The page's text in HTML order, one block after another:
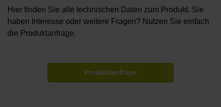
Hier finden Sie alle technischen Daten zum Produkt. Sie
haben Interesse oder weitere Fragen? Nutzen Sie einfach
die Produktanfrage.
Produktanfrage